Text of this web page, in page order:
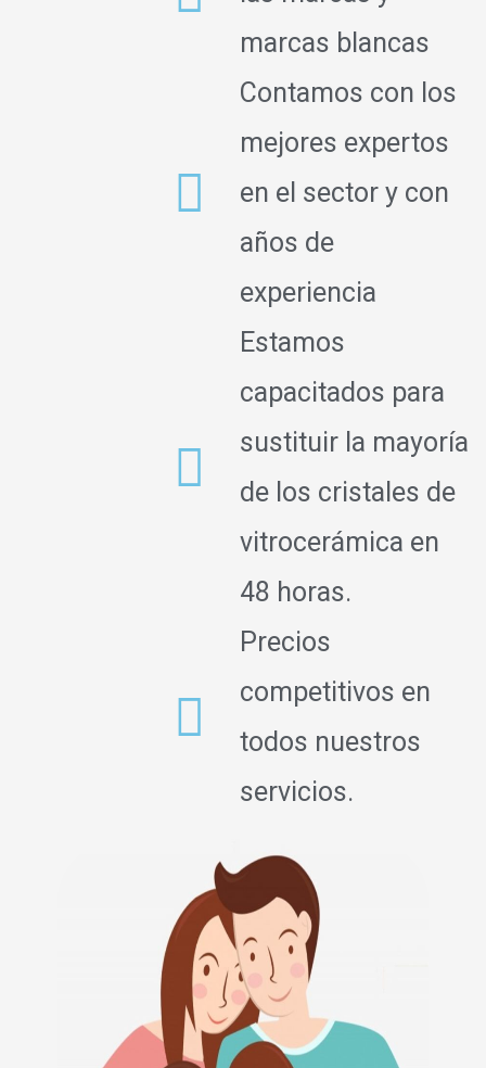
marcas blancas
Contamos con los
mejores expertos
en el sector y con
años de
experiencia
Estamos
capacitados para
sustituir la mayoría
de los cristales de
vitrocerámica en
48 horas.
Precios
competitivos en
todos nuestros
servicios.